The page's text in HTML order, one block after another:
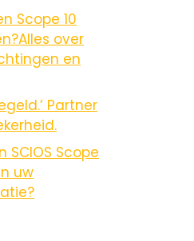
Scope 10
over
en
Partner
SCIOS Scope
uw